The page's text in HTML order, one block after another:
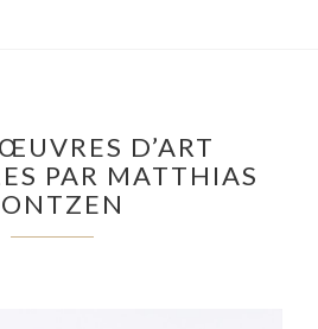
D’ART
PAR MATTHIAS